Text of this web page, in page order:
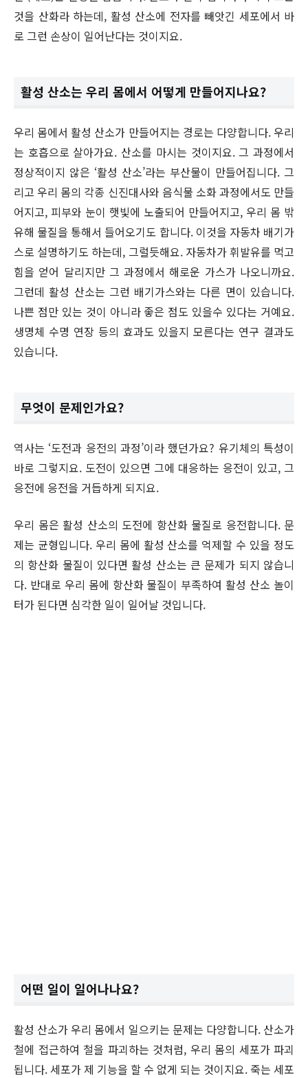
것을 산화라 하는데, 활성 산소에 전자를 빼앗긴 세포에서 바
로 그런 손상이 일어난다는 것이지요.
활성 산소는 우리 몸에서 어떻게 만들어지나요?
우리 몸에서 활성 산소가 만들어지는 경로는 다양합니다. 우리
는 호흡으로 살아가요. 산소를 마시는 것이지요. 그 과정에서
정상적이지 않은 ‘활성 산소’라는 부산물이 만들어집니다. 그
리고 우리 몸의 각종 신진대사와 음식물 소화 과정에서도 만들
어지고, 피부와 눈이 햇빛에 노출되어 만들어지고, 우리 몸 밖
유해 물질을 통해서 들어오기도 합니다. 이것을 자동차 배기가
스로 설명하기도 하는데, 그럴듯해요. 자동차가 휘발유를 먹고
힘을 얻어 달리지만 그 과정에서 해로운 가스가 나오니까요.
그런데 활성 산소는 그런 배기가스와는 다른 면이 있습니다.
나쁜 점만 있는 것이 아니라 좋은 점도 있을수 있다는 거예요.
생명체 수명 연장 등의 효과도 있을지 모른다는 연구 결과도
있습니다.
무엇이 문제인가요?
역사는 ‘도전과 응전의 과정’이라 했던가요? 유기체의 특성이
바로 그렇지요. 도전이 있으면 그에 대응하는 응전이 있고, 그
응전에 응전을 거듭하게 되지요.
우리 몸은 활성 산소의 도전에 항산화 물질로 응전합니다. 문
제는 균형입니다. 우리 몸에 활성 산소를 억제할 수 있을 정도
의 항산화 물질이 있다면 활성 산소는 큰 문제가 되지 않습니
다. 반대로 우리 몸에 항산화 물질이 부족하여 활성 산소 놀이
터가 된다면 심각한 일이 일어날 것입니다.
어떤 일이 일어나나요?
활성 산소가 우리 몸에서 일으키는 문제는 다양합니다. 산소가
철에 접근하여 철을 파괴하는 것처럼, 우리 몸의 세포가 파괴
됩니다. 세포가 제 기능을 할 수 없게 되는 것이지요. 죽는 세포